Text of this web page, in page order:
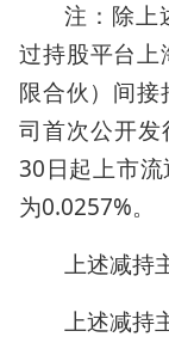
注：除上
过持股平台
限合伙）间
司首次公开
30日起上市
为0.0257%。
上述减持
上述减持